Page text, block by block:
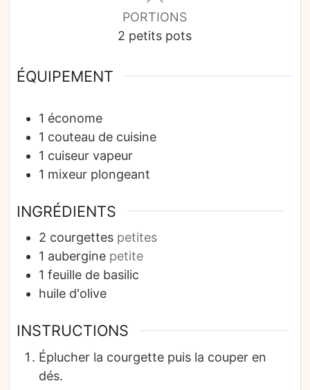
PORTIONS
2 petits pots
ÉQUIPEMENT
1 économe
1 couteau de cuisine
1 cuiseur vapeur
1 mixeur plongeant
INGRÉDIENTS
2 courgettes petites
1 aubergine petite
1 feuille de basilic
huile d'olive
INSTRUCTIONS
Éplucher la courgette puis la couper en
dés.